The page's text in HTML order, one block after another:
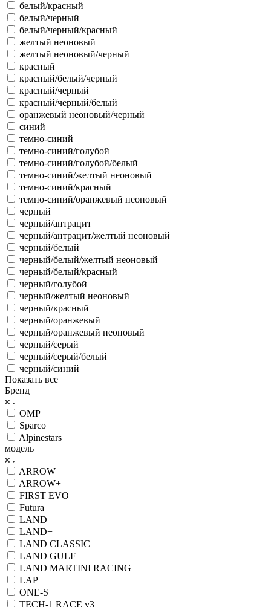
белый/красный
белый/черный
белый/черный/красный
желтый неоновый
желтый неоновый/черный
красный
красный/белый/черный
красный/черный
красный/черный/белый
оранжевый неоновый/черный
синий
темно-синий
темно-синий/голубой
темно-синий/голубой/белый
темно-синий/желтый неоновый
темно-синий/красный
темно-синий/оранжевый неоновый
черный
черный/антрацит
черный/антрацит/желтый неоновый
черный/белый
черный/белый/желтый неоновый
черный/белый/красный
черный/голубой
черный/желтый неоновый
черный/красный
черный/оранжевый
черный/оранжевый неоновый
черный/серый
черный/серый/белый
черный/синий
Показать все
Бренд
OMP
Sparco
Alpinestars
модель
ARROW
ARROW+
FIRST EVO
Futura
LAND
LAND+
LAND CLASSIC
LAND GULF
LAND MARTINI RACING
LAP
ONE-S
TECH-1 RACE v3